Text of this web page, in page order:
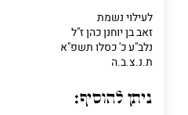
פרט על מה מדובר
לעילוי נשמת
זאב בן יוחנן כהן ז"ל
נלב"ע כ' כסלו תשפ"א
ת.נ.צ.ב.ה
ניתן להוסיף: